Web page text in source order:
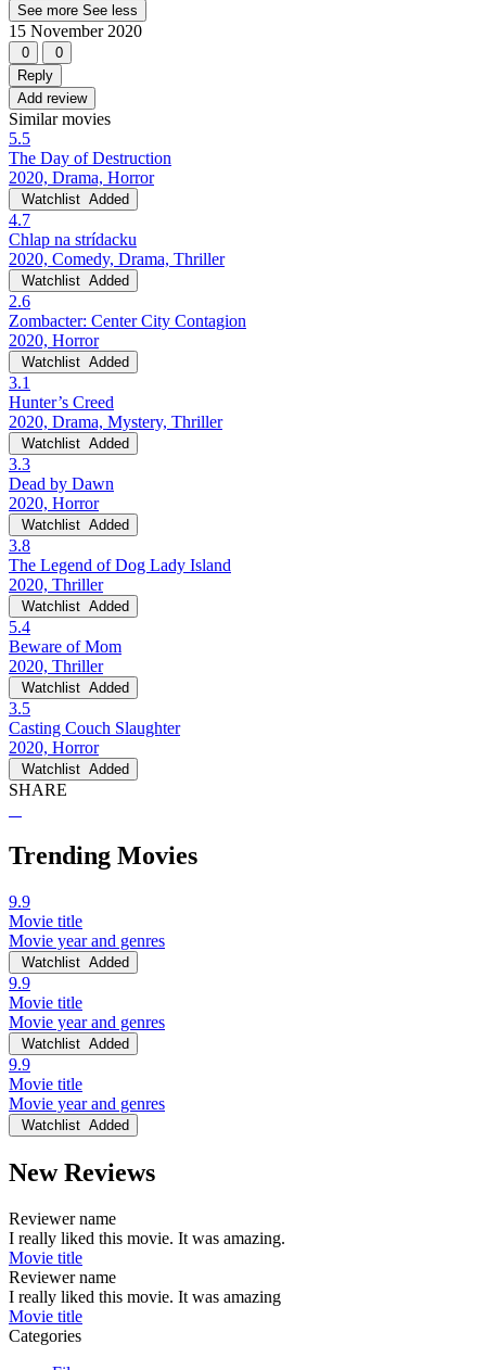
See more See less
15 November 2020
0
0
Reply
Add review
Similar movies
5.5
The Day of Destruction
2020, Drama, Horror
Watchlist Added
4.7
Chlap na strídacku
2020, Comedy, Drama, Thriller
Watchlist Added
2.6
Zombacter: Center City Contagion
2020, Horror
Watchlist Added
3.1
Hunter’s Creed
2020, Drama, Mystery, Thriller
Watchlist Added
3.3
Dead by Dawn
2020, Horror
Watchlist Added
3.8
The Legend of Dog Lady Island
2020, Thriller
Watchlist Added
5.4
Beware of Mom
2020, Thriller
Watchlist Added
3.5
Casting Couch Slaughter
2020, Horror
Watchlist Added
SHARE
Trending Movies
9.9
Movie title
Movie year and genres
Watchlist Added
9.9
Movie title
Movie year and genres
Watchlist Added
9.9
Movie title
Movie year and genres
Watchlist Added
New Reviews
Reviewer name
I really liked this movie. It was amazing.
Movie title
Reviewer name
I really liked this movie. It was amazing
Movie title
Categories